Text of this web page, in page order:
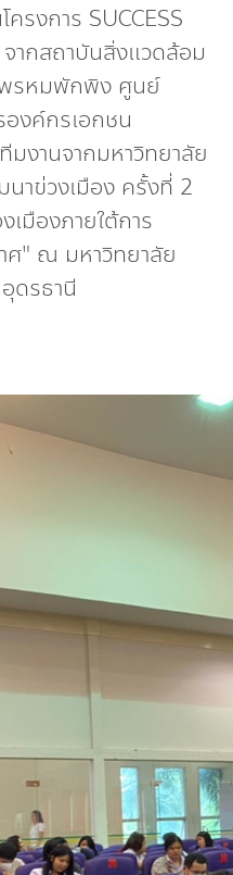
งการ SUCCESS
ากสถาบันสิ่งแวดล้อม
รหมพักพิง ศูนย์
องค์กรเอกชน
งานจากมหาวิทยาลัย
าข่วงเมือง ครั้งที่ 2
มืองภายใต้การ
ศ" ณ มหาวิทยาลัย
ดรธานี